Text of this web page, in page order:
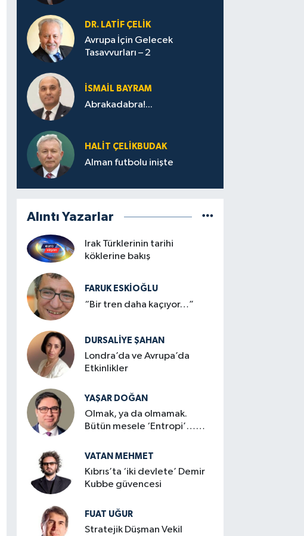
DR. LATİF ÇELİK
Avrupa İçin Gelecek
Tasavvurları – 2
İSMAİL BAYRAM
Abrakadabra!...
HALIT ÇELİKBUDAK
Alman futbolu inişte
Alıntı Yazarlar
Irak Türklerinin tarihi
köklerine bakış
FARUK ESKİOĞLU
“Bir tren daha kaçıyor…”
DURSALIYE ŞAHAN
Londra’da ve Avrupa’da
Etkinlikler
YAŞAR DOĞAN
Olmak, ya da olmamak.
Bütün mesele ‘Entropi’…
VATAN MEHMET
Kıbrıs’ta ‘iki devlete’ Demir
Kubbe güvencesi
FUAT UĞUR
Stratejik Düşman Vekil